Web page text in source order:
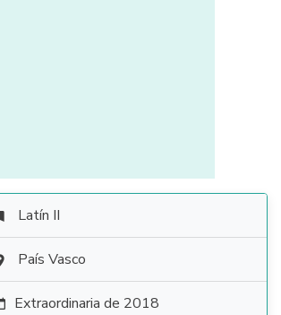
Latín II
País Vasco
Extraordinaria de 2018